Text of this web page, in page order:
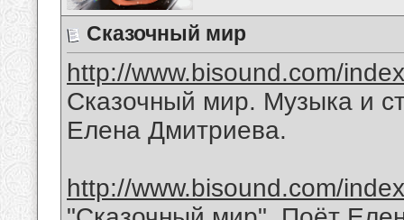
Сказочный мир
http://www.bisound.com/
Сказочный мир. Музыка и
Елена Дмитриева.
http://www.bisound.com/